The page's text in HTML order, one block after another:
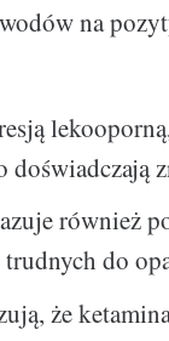
na
doświadczają
również
trudnych do
że